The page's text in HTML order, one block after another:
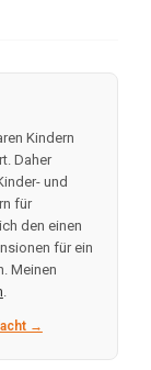
Kindern
Daher
und
für
den einen
für ein
Meinen
.
→